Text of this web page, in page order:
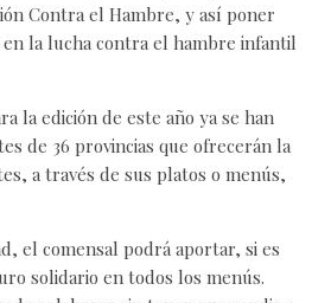
Contra el Hambre, y así poner
la lucha contra el hambre infantil
la edición de este año ya se han
de 36 provincias que ofrecerán la
a través de sus platos o menús,
el comensal podrá aportar, si es
solidario en todos los menús.